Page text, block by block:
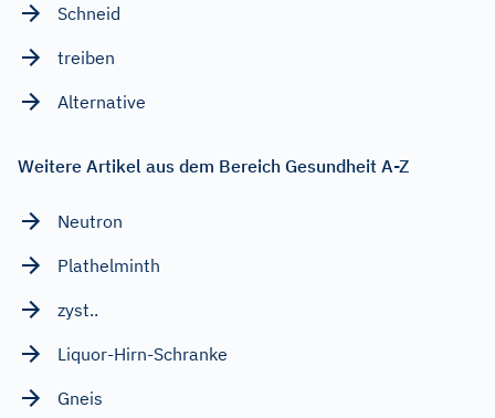
Schneid
treiben
Alternative
Weitere Artikel aus dem Bereich Gesundheit A-Z
Neutron
Plathelminth
zyst..
Liquor-Hirn-Schranke
Gneis